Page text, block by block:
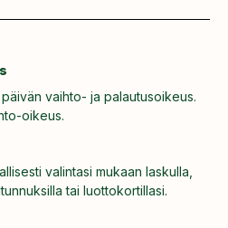
vaihto- ja palautusoikeus.
oikeus.
valintasi mukaan laskulla,
tai luottokortillasi.